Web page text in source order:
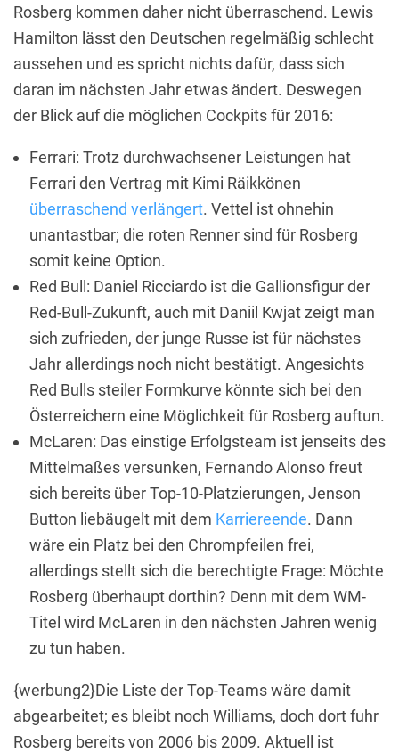
Rosberg kommen daher nicht überraschend. Lewis
Hamilton lässt den Deutschen regelmäßig schlecht
aussehen und es spricht nichts dafür, dass sich
daran im nächsten Jahr etwas ändert. Deswegen
der Blick auf die möglichen Cockpits für 2016:
Ferrari: Trotz durchwachsener Leistungen hat
Ferrari den Vertrag mit Kimi Räikkönen
überraschend verlängert. Vettel ist ohnehin
unantastbar; die roten Renner sind für Rosberg
somit keine Option.
Red Bull: Daniel Ricciardo ist die Gallionsfigur der
Red-Bull-Zukunft, auch mit Daniil Kwjat zeigt man
sich zufrieden, der junge Russe ist für nächstes
Jahr allerdings noch nicht bestätigt. Angesichts
Red Bulls steiler Formkurve könnte sich bei den
Österreichern eine Möglichkeit für Rosberg auftun.
McLaren: Das einstige Erfolgsteam ist jenseits des
Mittelmaßes versunken, Fernando Alonso freut
sich bereits über Top-10-Platzierungen, Jenson
Button liebäugelt mit dem Karriereende. Dann
wäre ein Platz bei den Chrompfeilen frei,
allerdings stellt sich die berechtigte Frage: Möchte
Rosberg überhaupt dorthin? Denn mit dem WM-
Titel wird McLaren in den nächsten Jahren wenig
zu tun haben.
{werbung2}Die Liste der Top-Teams wäre damit
abgearbeitet; es bleibt noch Williams, doch dort fuhr
Rosberg bereits von 2006 bis 2009. Aktuell ist